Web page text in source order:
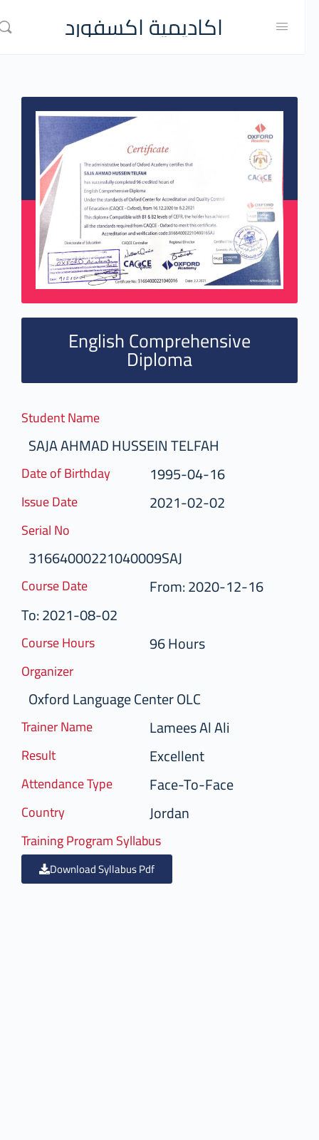
اكاديمية اكسفورد
English Comprehensive
Diploma
Student Name
SAJA AHMAD HUSSEIN TELFAH
Date of Birthday 1995-04-16
Issue Date 2021-02-02
Serial No
31664000221040009SAJ
Course Date
From: 2020-12-16
To: 2021-08-02
Course Hours 96 Hours
Organizer
Oxford Language Center OLC
Trainer Name Lamees Al Ali
Result Excellent
Attendance Type Face-To-Face
Country Jordan
Training Program Syllabus
Download Syllabus Pdf